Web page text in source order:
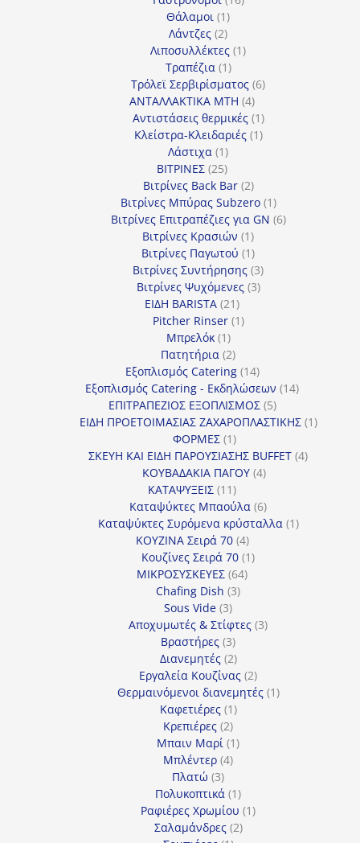
Θάλαμοι 11
προϊόν
Λάντζες 22
προϊόντα
Λιποσυλλέκτες 11
Τραπέζια 11
προϊόν
Τρόλεϊ Σερβιρίσματος 66
ΑΝΤΑΛΛΑΚΤΙΚΑ MTH 44
προϊόντα
Αντιστάσεις θερμικές 11
προϊόν
Κλείστρα-Κλειδαριές 11
Λάστιχα 11
προϊόν
ΒΙΤΡΙΝΕΣ 2525
προϊόντα
Βιτρίνες Back Bar 22
προϊόντα
Βιτρίνες Mπύρας Subzero 11
προϊόν
Βιτρίνες Επιτραπέζιες για GN 66
Βιτρίνες Κρασιών 11
προϊόν
Βιτρίνες Παγωτού 11
προϊόν
Βιτρίνες Συντήρησης 33
προϊόντα
Βιτρίνες Ψυχόμενες 33
ΕΙΔΗ BARISTA 2121
προϊόντα
Pitcher Rinser 11
Μπρελόκ 11
προϊόν
Πατητήρια 22
προϊόντα
Εξοπλισμός Catering 1414
προϊόντα
Εξοπλισμός Catering - Εκδηλώσεων 1414
ΕΠΙΤΡΑΠΕΖΙΟΣ ΕΞΟΠΛΙΣΜΟΣ 55
προϊόντα
ΕΙΔΗ ΠΡΟΕΤΟΙΜΑΣΙΑΣ ΖΑΧΑΡΟΠΛΑΣΤΙΚΗΣ 11
ΦΟΡΜΕΣ 11
προϊόν
ΣΚΕΥΗ ΚΑΙ ΕΙΔΗ ΠΑΡΟΥΣΙΑΣΗΣ BUFFET 44
ΚΟΥΒΑΔΑΚΙΑ ΠΑΓΟΥ 44
ΚΑΤΑΨΥΞΕΙΣ 1111
προϊόντα
Καταψύκτες Μπαούλα 66
προϊόντα
Καταψύκτες Συρόμενα κρύσταλλα 11
ΚΟΥΖΙΝΑ Σειρά 70 44
προϊόντα
Κουζίνες Σειρά 70 11
ΜΙΚΡΟΣΥΣΚΕΥΕΣ 6464
Chafing Dish 33
Sous Vide 33
προϊόντα
Αποχυμωτές & Στίφτες 33
Βραστήρες 33
προϊόντα
Διανεμητές 22
προϊόντα
Εργαλεία Κουζίνας 22
προϊόντα
Θερμαινόμενοι διανεμητές 11
Καφετιέρες 11
προϊόν
Κρεπιέρες 22
προϊόντα
Μπαιν Μαρί 11
Μπλέντερ 44
Πλατώ 33
προϊόντα
Πολυκοπτικά 11
προϊόν
Ραφιέρες Χρωμίου 11
Σαλαμάνδρες 22